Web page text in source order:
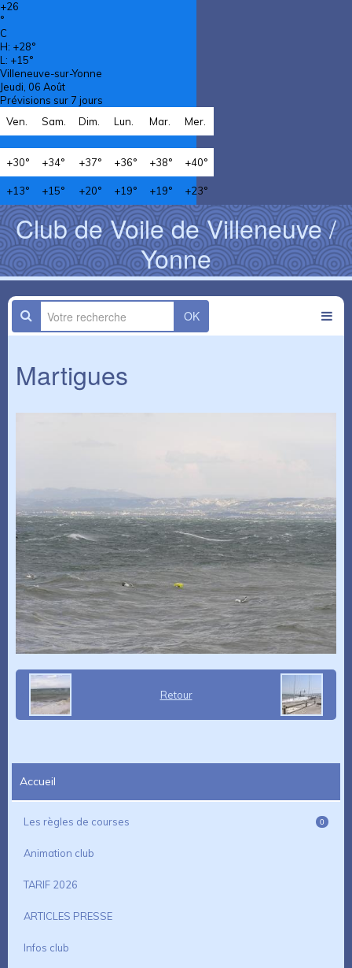
+26
°
C
H: +28°
L: +15°
Villeneuve-sur-Yonne
Jeudi, 06 Août
Prévisions sur 7 jours
Ven.
Sam. Dim. Lun. Mar. Mer.
+30° +34° +37° +36° +38° +40°
+13° +15° +20° +19° +19° +23°
Club de Voile de Villeneuve /
Yonne
OK
Martigues
Retour
Accueil
Les règles de courses 0
Animation club
TARIF 2026
ARTICLES PRESSE
Infos club